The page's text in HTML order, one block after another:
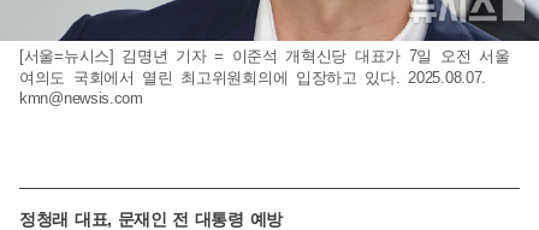
[서울=뉴시스] 김명년 기자 = 이준석 개혁신당 대표가 7일 오전 서울
여의도 국회에서 열린 최고위원회의에 입장하고 있다. 2025.08.07.
kmn@newsis.com
정청래 대표, 문재인 전 대통령 예방